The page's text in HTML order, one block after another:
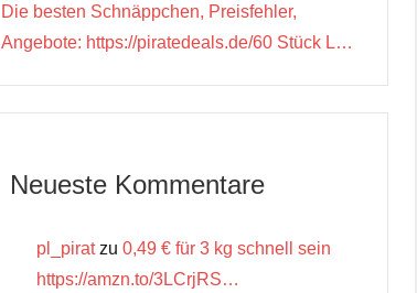
Die besten Schnäppchen, Preisfehler,
Angebote: https://piratedeals.de/60 Stück L…
Neueste Kommentare
pl_piratzu 0,49 € für 3 kg schnell sein
https://amzn.to/3LCrjRS…